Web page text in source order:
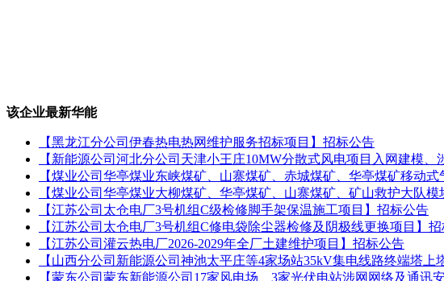
该企业最新华能
【黑龙江分公司伊春热电热网维护服务招标项目】招标公告
【新能源公司河北分公司天津小王庄10MW分散式风电项目入网建模
【煤业公司华亭煤业东峡煤矿、山寨煤矿、赤城煤矿、华亭煤矿移动
【煤业公司华亭煤业大柳煤矿、华亭煤矿、山寨煤矿、矿山救护大队
【江苏公司太仓电厂3号机组C级检修脚手架保温施工项目】招标公告
【江苏公司太仓电厂3号机组C修电袋除尘器检修及阴极线更换项目】
【江苏公司灌云热电厂2026-2029年全厂土建维护项目】招标公告
【山西分公司新能源公司神池太平庄等4家场站35kV集电线路终端塔
【蒙东公司蒙东新能源公司17家风电场、3家光伏电站涉网网络及通讯